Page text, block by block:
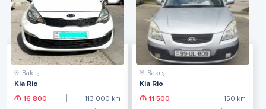
Bakı ş.
Kia Rio
16 800 113 000 km
Bakı ş.
Kia Rio
11 500 150 km